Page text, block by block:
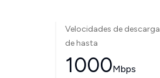
Velocidades de descarga
de hasta
1000Mbps